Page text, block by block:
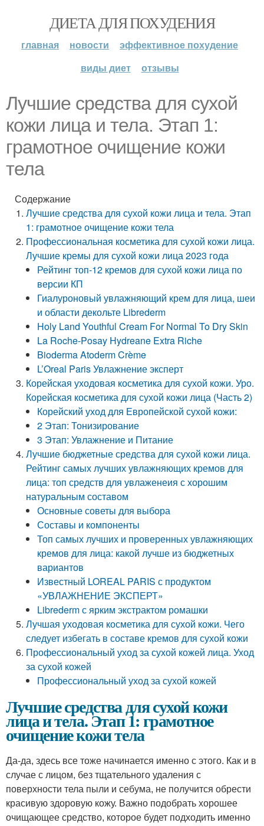
ДИЕТА ДЛЯ ПОХУДЕНИЯ
главная новости
эффективное похудение
виды диет
отзывы
Лучшие средства для сухой
кожи лица и тела. Этап 1:
грамотное очищение кожи
тела
Содержание
Лучшие средства для сухой кожи лица и тела. Этап
1: грамотное очищение кожи тела
Профессиональная косметика для сухой кожи лица.
Лучшие кремы для сухой кожи лица 2023 года
Рейтинг топ-12 кремов для сухой кожи лица по
версии КП
Гиалуроновый увлажняющий крем для лица, шеи
и области декольте Librederm
Holy Land Youthful Cream For Normal To Dry Skin
La Roche-Posay Hydreane Extra Riche
Bioderma Atoderm Crème
L’Oreal Paris Увлажнение эксперт
Корейская уходовая косметика для сухой кожи. Уро.
Корейская косметика для сухой кожи лица (Часть 2)
Корейский уход для Европейской сухой кожи:
2 Этап: Тонизирование
3 Этап: Увлажнение и Питание
Лучшие бюджетные средства для сухой кожи лица.
Рейтинг самых лучших увлажняющих кремов для
лица: топ средств для увлаженеия с хорошим
натуральным составом
Основные советы для выбора
Составы и компоненты
Топ самых лучших и проверенных увлажняющих
кремов для лица: какой лучше из бюджетных
вариантов
Известный LOREAL PARIS с продуктом
«УВЛАЖНЕНИЕ ЭКСПЕРТ»
Librederm с ярким экстрактом ромашки
Лучшая уходовая косметика для сухой кожи. Чего
следует избегать в составе кремов для сухой кожи
Профессиональный уход за сухой кожей лица. Уход
за сухой кожей
Профессиональный уход за сухой кожей
Лучшие средства для сухой кожи
лица и тела. Этап 1: грамотное
очищение кожи тела
Да-да, здесь все тоже начинается именно с этого. Как и в
случае с лицом, без тщательного удаления с
поверхности тела пыли и себума, не получится обрести
красивую здоровую кожу. Важно подобрать хорошее
очищающее средство, которое будет подходить именно